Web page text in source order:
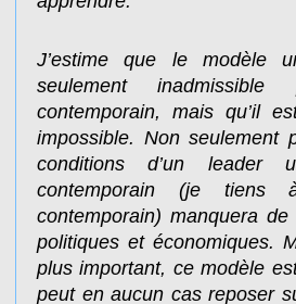
J’estime que le modèle
seulement
contemporain, mais qu’il
impossible. Non seulement
conditions d’un leader
contemporain (je
contemporain) manquera
politiques et économiques.
plus important, ce modèle
peut en aucun cas reposer